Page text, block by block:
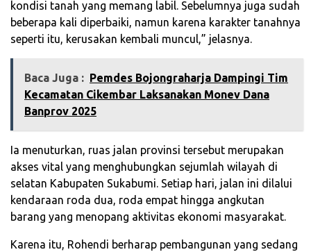
kondisi tanah yang memang labil. Sebelumnya juga sudah
beberapa kali diperbaiki, namun karena karakter tanahnya
seperti itu, kerusakan kembali muncul,” jelasnya.
Baca Juga : Pemdes Bojongraharja Dampingi Tim
Kecamatan Cikembar Laksanakan Monev Dana
Banprov 2025
‎Ia menuturkan, ruas jalan provinsi tersebut merupakan
akses vital yang menghubungkan sejumlah wilayah di
selatan Kabupaten Sukabumi. Setiap hari, jalan ini dilalui
kendaraan roda dua, roda empat hingga angkutan
barang yang menopang aktivitas ekonomi masyarakat.
‎Karena itu, Rohendi berharap pembangunan yang sedang